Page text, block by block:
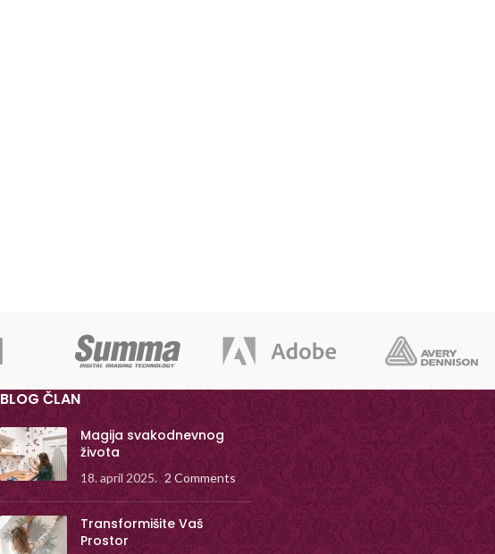
BLOG ČLAN
Magija svakodnevnog
života
18. april 2025. 2 Comments
Transformišite Vaš
Prostor